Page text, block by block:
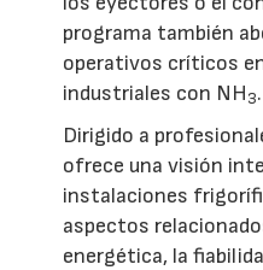
programa también
operativos críticos
industriales con NH3.
Dirigido a
ofrece una visión
instalaciones
aspectos
energética, la